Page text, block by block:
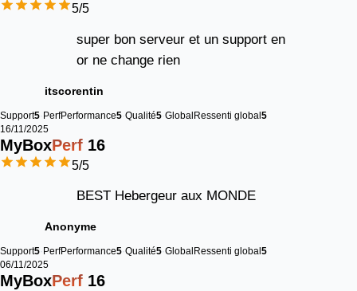
5/5
super bon serveur et un support en
or ne change rien
itscorentin
Support5 PerfPerformance5 Qualité5 GlobalRessenti global5
16/11/2025
MyBoxPerf 16
5/5
BEST Hebergeur aux MONDE
Anonyme
Support5 PerfPerformance5 Qualité5 Global Ressenti global 5
06/11/2025
MyBoxPerf 16